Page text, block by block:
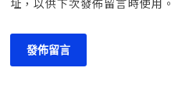
址，以供下次發佈留言時使用。